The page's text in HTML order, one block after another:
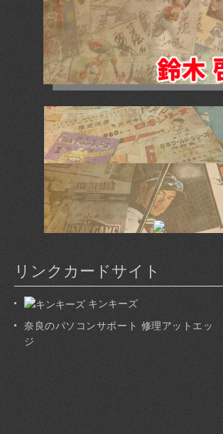
リンクカードサイト
キンキーズ
奈良のパソコンサポート 修理アットエッ
ジ